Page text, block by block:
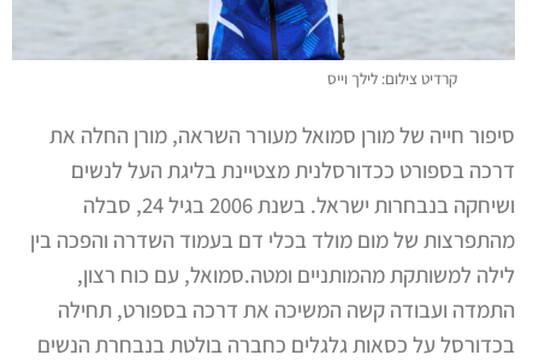
קרדיט צילום: לילך וייס
סיפור חייה של מורן סמואל מעורר השראה, מורן החלה את
דרכה בספורט ככדורסלנית מצטיינת בליגת העל לנשים
ושיחקה בנבחרות ישראל. בשנת 2006 בגיל 24, סבלה
מהתפרצות של מום מולד בכלי דם בעמוד השדרה והפכה בין
לילה למשותקת מהמותניים ומטה.סמואל, עם כוח רצון,
התמדה ועבודה קשה המשיכה את דרכה בספורט, תחילה
בכדורסל על כסאות גלגלים כחברה בולטת בנבחרת הנשים